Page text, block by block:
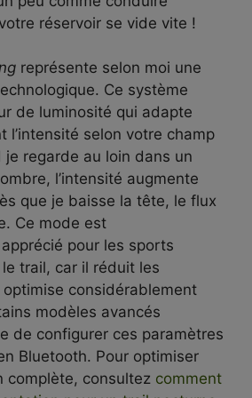
réservoir se vide vite !
représente selon moi une
Ce système
de luminosité qui adapte
l’intensité selon votre champ
je regarde au loin dans un
l’intensité augmente
que je baisse la tête, le flux
Ce mode est
pour les sports
trail, car il réduit les
considérablement
modèles avancés
de configurer ces paramètres
Bluetooth. Pour optimiser
complète, consultez comment